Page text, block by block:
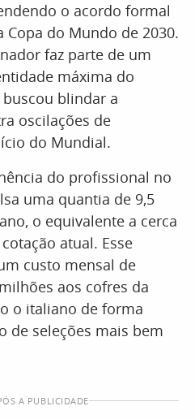
o acordo formal
do Mundo de 2030.
faz parte de um
máxima do
blindar a
oscilações de
do Mundial.
do profissional no
uma quantia de 9,5
o equivalente a cerca
atual. Esse
custo mensal de
aos cofres da
o italiano de forma
de seleções mais bem
A PUBLICIDADE